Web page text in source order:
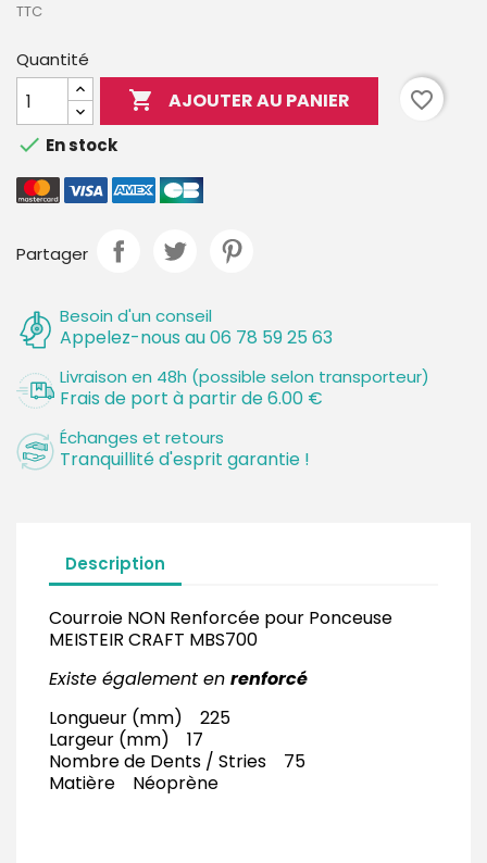
TTC
Quantité
 AJOUTER AU PANIER
favorite_border
 En stock
Partager
Besoin d'un conseil
Appelez-nous au 06 78 59 25 63
Livraison en 48h (possible selon transporteur)
Frais de port à partir de 6.00 €
Échanges et retours
Tranquillité d'esprit garantie !
Description
Courroie NON Renforcée pour Ponceuse
MEISTEIR CRAFT MBS700
Existe également en renforcé
Longueur (mm) 225
Largeur (mm) 17
Nombre de Dents / Stries 75
Matière Néoprène